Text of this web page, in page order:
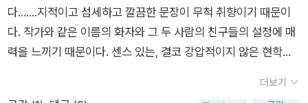
다.......지적이고 섬세하고 깔끔한 문장이 무척 취향이기 때문이
다. 작가와 같은 이름의 화자와 그 두 사람의 친구들의 설정에 매
력을 느끼기 때문이다. 센스 있는, 결코 강압적이지 않은 현학적
도 부족하지도 않고 정중하게 삽입된 복선, 그리고 해결을 이끄는
더보기